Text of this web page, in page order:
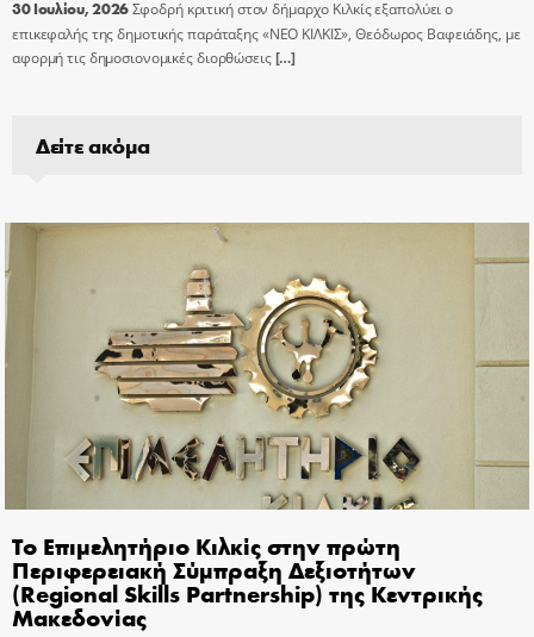
30 Ιουλίου, 2026Σφοδρή κριτική στον δήμαρχο Κιλκίς εξαπολύει ο
επικεφαλής της δημοτικής παράταξης «ΝΕΟ ΚΙΛΚΙΣ», Θεόδωρος Βαφειάδης, με
αφορμή τις δημοσιονομικές διορθώσεις[…]
Δείτε ακόμα
Το Επιμελητήριο Κιλκίς στην πρώτη
Περιφερειακή Σύμπραξη Δεξιοτήτων
(Regional Skills Partnership) της Κεντρικής
Μακεδονίας